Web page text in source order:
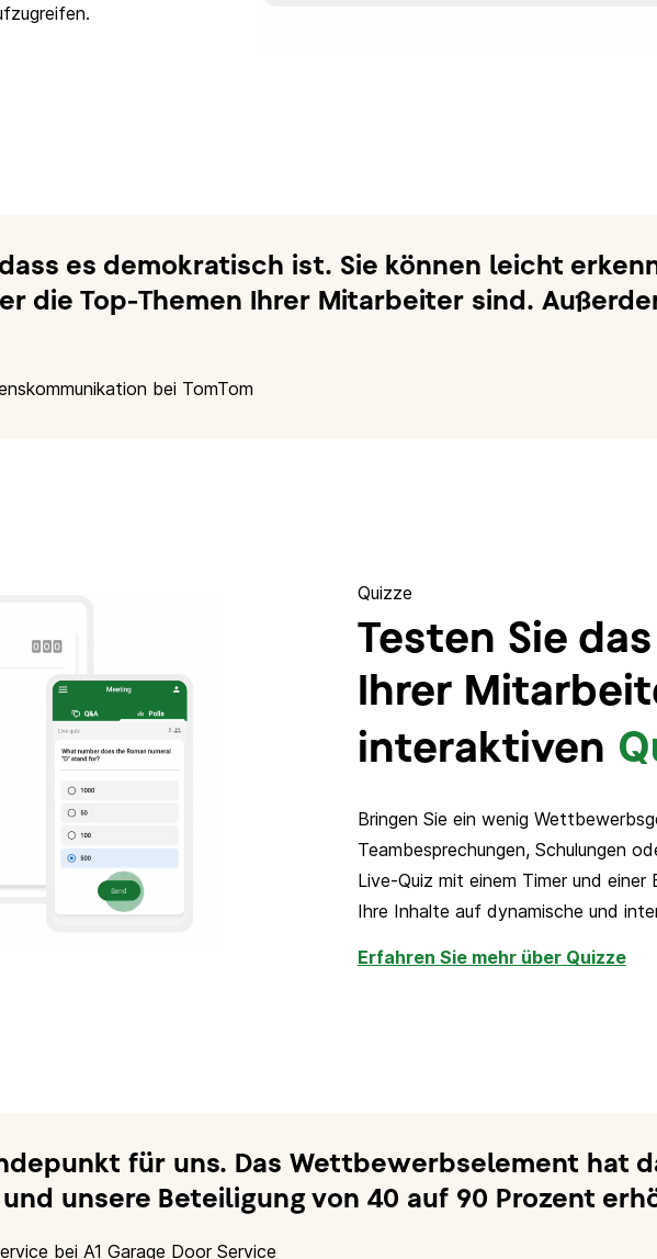
es demokratisch ist. Sie können leicht
die Top-Themen Ihrer Mitarbeiter sind.
bei TomTom
Quizze
Testen Sie
Ihrer
interaktiven
Bringen Sie ein wenig
Teambesprechungen, Schulungen
Live-Quiz mit einem Timer und
Ihre Inhalte auf dynamische und
Erfahren Sie mehr über Quizze
für uns. Das Wettbewerbselement hat
unsere Beteiligung von 40 auf 90 Prozent
bei A1 Garage Door Service